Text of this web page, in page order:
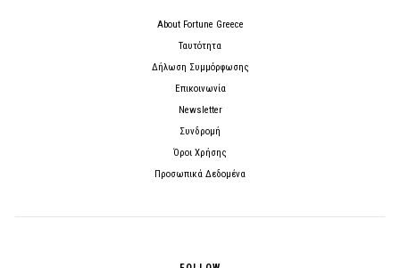
About Fortune Greece
Ταυτότητα
Δήλωση Συμμόρφωσης
Επικοινωνία
Newsletter
Συνδρομή
Όροι Χρήσης
Προσωπικά Δεδομένα